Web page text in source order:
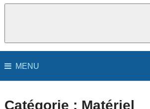
MENU
Catégorie : Matériel